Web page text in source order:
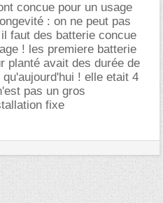
concue pour un usage
: on ne peut pas
faut des batterie concue
! les premiere batterie
planté avait des durée de
! elle etait 4
pas un gros
fixe